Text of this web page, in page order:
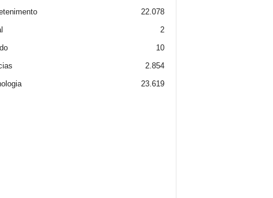
22.078
2
10
2.854
23.619